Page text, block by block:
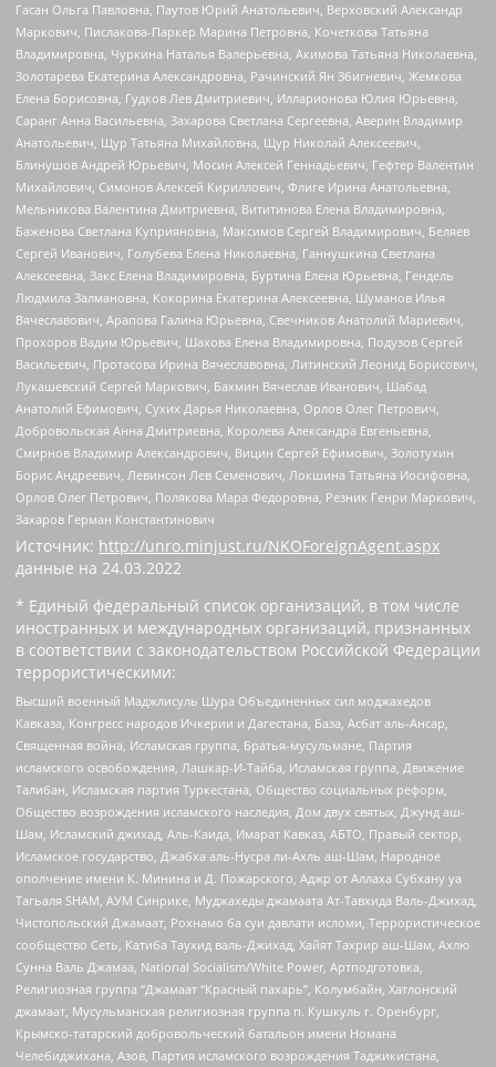
Гасан Ольга Павловна, Паутов Юрий Анатольевич, Верховский Александр
Маркович, Пислакова-Паркер Марина Петровна, Кочеткова Татьяна
Владимировна, Чуркина Наталья Валерьевна, Акимова Татьяна Николаевна,
Золотарева Екатерина Александровна, Рачинский Ян Збигневич, Жемкова
Елена Борисовна, Гудков Лев Дмитриевич, Илларионова Юлия Юрьевна,
Саранг Анна Васильевна, Захарова Светлана Сергеевна, Аверин Владимир
Анатольевич, Щур Татьяна Михайловна, Щур Николай Алексеевич,
Блинушов Андрей Юрьевич, Мосин Алексей Геннадьевич, Гефтер Валентин
Михайлович, Симонов Алексей Кириллович, Флиге Ирина Анатольевна,
Мельникова Валентина Дмитриевна, Вититинова Елена Владимировна,
Баженова Светлана Куприяновна, Максимов Сергей Владимирович, Беляев
Сергей Иванович, Голубева Елена Николаевна, Ганнушкина Светлана
Алексеевна, Закс Елена Владимировна, Буртина Елена Юрьевна, Гендель
Людмила Залмановна, Кокорина Екатерина Алексеевна, Шуманов Илья
Вячеславович, Арапова Галина Юрьевна, Свечников Анатолий Мариевич,
Прохоров Вадим Юрьевич, Шахова Елена Владимировна, Подузов Сергей
Васильевич, Протасова Ирина Вячеславовна, Литинский Леонид Борисович,
Лукашевский Сергей Маркович, Бахмин Вячеслав Иванович, Шабад
Анатолий Ефимович, Сухих Дарья Николаевна, Орлов Олег Петрович,
Добровольская Анна Дмитриевна, Королева Александра Евгеньевна,
Смирнов Владимир Александрович, Вицин Сергей Ефимович, Золотухин
Борис Андреевич, Левинсон Лев Семенович, Локшина Татьяна Иосифовна,
Орлов Олег Петрович, Полякова Мара Федоровна, Резник Генри Маркович,
Захаров Герман Константинович
Источник: http://unro.minjust.ru/NKOForeignAgent.aspx
данные на 24.03.2022
* Единый федеральный список организаций, в том числе
иностранных и международных организаций, признанных
в соответствии с законодательством Российской Федерации
террористическими:
Высший военный Маджлисуль Шура Объединенных сил моджахедов
Кавказа, Конгресс народов Ичкерии и Дагестана, База, Асбат аль-Ансар,
Священная война, Исламская группа, Братья-мусульмане, Партия
исламского освобождения, Лашкар-И-Тайба, Исламская группа, Движение
Талибан, Исламская партия Туркестана, Общество социальных реформ,
Общество возрождения исламского наследия, Дом двух святых, Джунд аш-
Шам, Исламский джихад, Аль-Каида, Имарат Кавказ, АБТО, Правый сектор,
Исламское государство, Джабха аль-Нусра ли-Ахль аш-Шам, Народное
ополчение имени К. Минина и Д. Пожарского, Аджр от Аллаха Субхану уа
Тагьаля SHAM, АУМ Синрике, Муджахеды джамаата Ат-Тавхида Валь-Джихад,
Чистопольский Джамаат, Рохнамо ба суи давлати исломи, Террористическое
сообщество Сеть, Катиба Таухид валь-Джихад, Хайят Тахрир аш-Шам, Ахлю
Сунна Валь Джамаа, National Socialism/White Power, Артподготовка,
Религиозная группа “Джамаат “Красный пахарь”, Колумбайн, Хатлонский
джамаат, Мусульманская религиозная группа п. Кушкуль г. Оренбург,
Крымско-татарский добровольческий батальон имени Номана
Челебиджихана, Азов, Партия исламского возрождения Таджикистана,